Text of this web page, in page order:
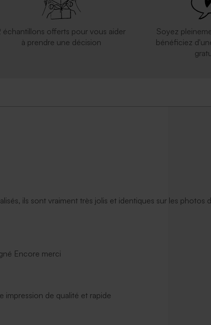
échantillons offerts pour vous aider
à prendre une décision
Soyez
bénéficiez
ils sont vraiment très jolis et identiques sur les
Encore merci
impression de qualité et rapide